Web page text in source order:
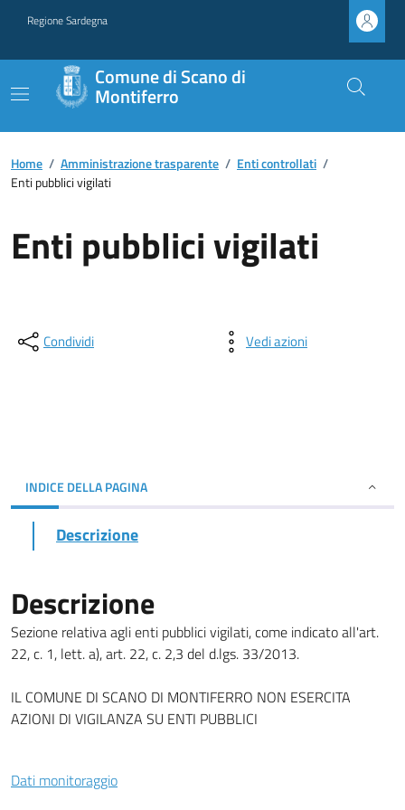
Regione Sardegna
Comune di Scano di
Montiferro
Home / Amministrazione trasparente / Enti controllati /
Enti pubblici vigilati
Enti pubblici vigilati
Condividi Vedi azioni
INDICE DELLA PAGINA
Descrizione
Descrizione
Sezione relativa agli enti pubblici vigilati, come indicato all'art.
22, c. 1, lett. a), art. 22, c. 2,3 del d.lgs. 33/2013.
IL COMUNE DI SCANO DI MONTIFERRO NON ESERCITA
AZIONI DI VIGILANZA SU ENTI PUBBLICI
Dati monitoraggio